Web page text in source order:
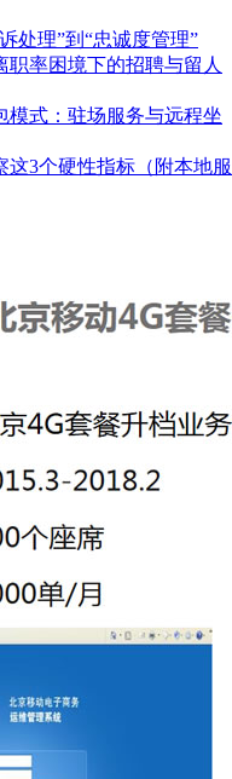
处理”到“忠诚度管理”
率困境下的招聘与留人
模式：驻场服务与远程坐
3个硬性指标（附本地服